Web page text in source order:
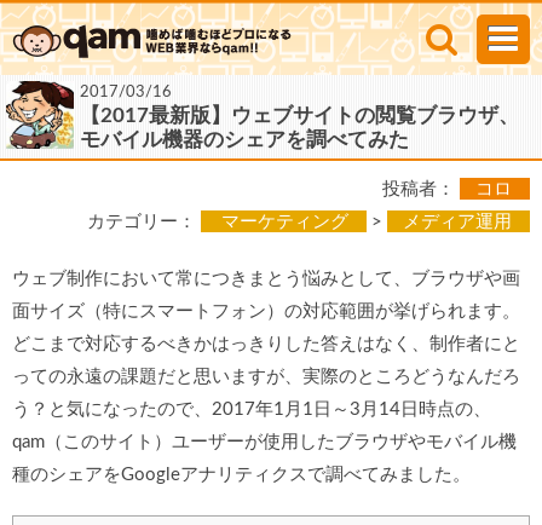
2017/03/16
【2017最新版】ウェブサイトの閲覧ブラウザ、
モバイル機器のシェアを調べてみた
投稿者：
コロ
カテゴリー：
マーケティング > メディア運用
ウェブ制作において常につきまとう悩みとして、ブラウザや画
面サイズ（特にスマートフォン）の対応範囲が挙げられます。
どこまで対応するべきかはっきりした答えはなく、制作者にと
っての永遠の課題だと思いますが、実際のところどうなんだろ
う？と気になったので、2017年1月1日～3月14日時点の、
qam（このサイト）ユーザーが使用したブラウザやモバイル機
種のシェアをGoogleアナリティクスで調べてみました。